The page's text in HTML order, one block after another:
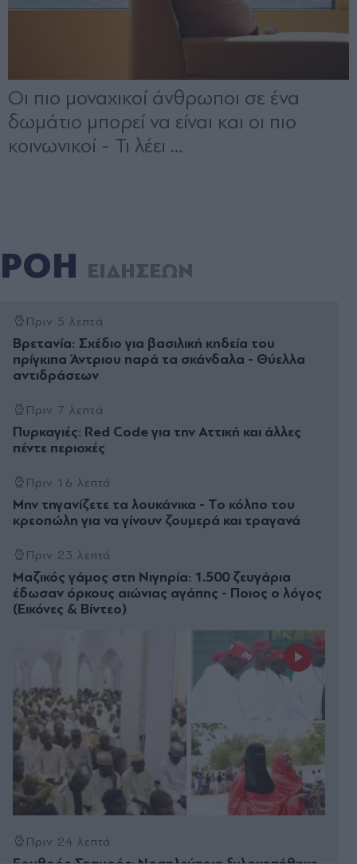
ΡΟΗ ΕΙΔΗΣΕΩΝ
Πριν 5 λεπτά
Βρετανία: Σχέδιο για βασιλική κηδεία του
πρίγκιπα Άντριου παρά τα σκάνδαλα - Θύελλα
αντιδράσεων
Πριν 7 λεπτά
Πυρκαγιές: Red Code για την Αττική και άλλες
πέντε περιοχές
Πριν 16 λεπτά
Μην τηγανίζετε τα λουκάνικα - Το κόλπο του
κρεοπώλη για να γίνουν ζουμερά και τραγανά
Πριν 23 λεπτά
Μαζικός γάμος στη Νιγηρία: 1.500 ζευγάρια
έδωσαν όρκους αιώνιας αγάπης - Ποιος ο λόγος
(Εικόνες & Βίντεο)
Πριν 24 λεπτά